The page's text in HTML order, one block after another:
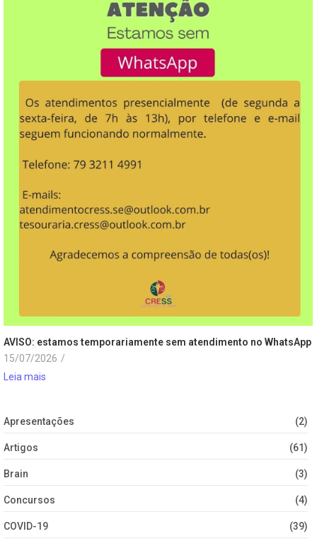
AVISO: estamos temporariamente sem atendimento no WhatsApp
15/07/2026 /
Leia mais
Apresentações (2)
Artigos (61)
Brain (3)
Concursos (4)
COVID-19 (39)